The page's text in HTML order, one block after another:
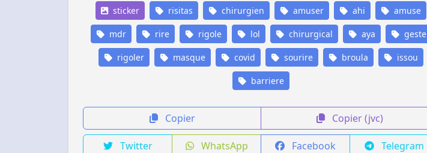
sticker risitas chirurgien amuser ahi amuse
mdr rire rigole lol chirurgical aya geste
rigoler masque covid sourire broula issou
barriere
Copier Copier (jvc)
Twitter WhatsApp Facebook Telegram